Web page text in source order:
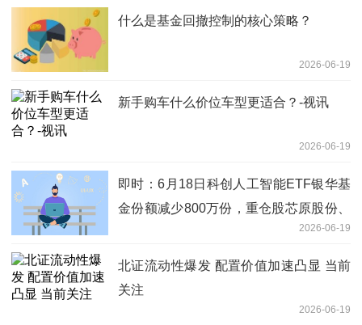
什么是基金回撤控制的核心策略？
2026-06-19
新手购车什么价位车型更适合？-视讯
2026-06-19
即时：6月18日科创人工智能ETF银华基
金份额减少800万份，重仓股芯原股份、
2026-06-19
北证流动性爆发 配置价值加速凸显 当前
关注
2026-06-19